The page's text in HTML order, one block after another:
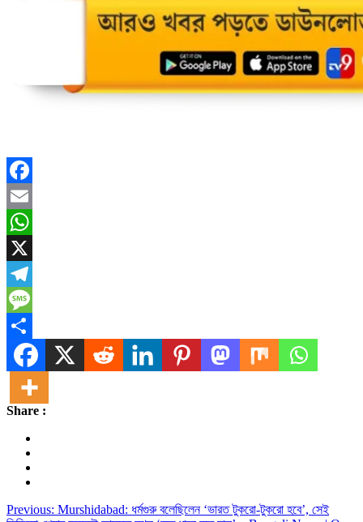
Facebook
Email
WhatsApp
X
Telegram
Message
Share
Share :
Post
Previous: Murshidabad: ধর্মগুরু বলেছিলেন ‘ভারত টুকরো-টুকরো হবে’, সেই